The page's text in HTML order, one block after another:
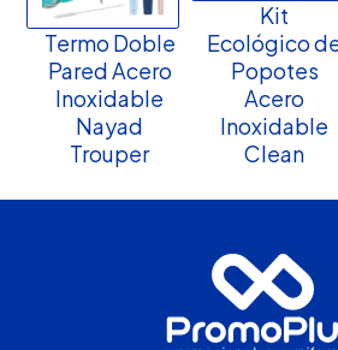
Termo Doble
Pared Acero
Inoxidable
Nayad
Trouper
Kit
Ecológico
Popotes
Acero
Inoxidable
Clean